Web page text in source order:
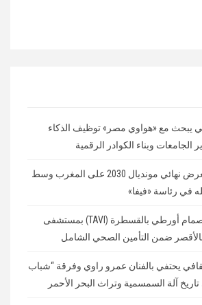
يبحث مع «هواوي مصر» توظيف الذكاء
الجامعات وبناء الكوادر الرقمية
تقارير: إنفانتينو يعرض نهائي مونديال 2030 على المغرب وسط
في رئاسة «فيفا»
نجاح أول زراعة صمام أورطي بالقسطرة (TAVI) بمستشفى
ضمن التأمين الصحي الشامل
يحتفي بالفنان عمرو راوي وفرقة “شباب
آلة السمسمية وتراث البحر الأحمر